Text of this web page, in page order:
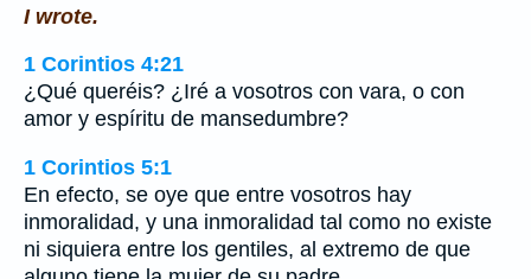
I wrote.
1 Corintios 4:21
¿Qué queréis? ¿Iré a vosotros con vara, o con
amor y espíritu de mansedumbre?
1 Corintios 5:1
En efecto, se oye que entre vosotros hay
inmoralidad, y una inmoralidad tal como no existe
ni siquiera entre los gentiles, al extremo de que